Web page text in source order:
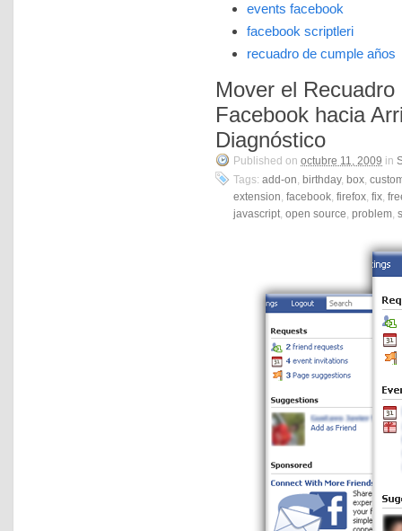
events facebook
facebook scriptleri
recuadro de cumple años
Mover el
Facebook hacia
Diagnóstico
Published on octubre 11, 2009 in
Tags: add-on, birthday, box,
extension, facebook, firefox, fix,
javascript, open source, problem,